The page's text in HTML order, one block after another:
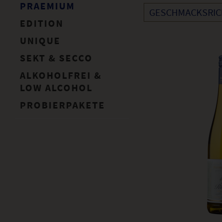
PRAEMIUM
EDITION
UNIQUE
SEKT & SECCO
ALKOHOLFREI &
LOW ALCOHOL
PROBIERPAKETE
0,75 L